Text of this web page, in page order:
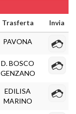
Trasferta Invia
PAVONA
D. BOSCO
GENZANO
EDILISA
MARINO